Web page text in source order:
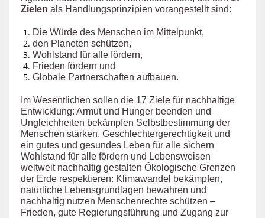
Zielen als Handlungsprinzipien vorangestellt sind:
Die Würde des Menschen im Mittelpunkt,
den Planeten schützen,
Wohlstand für alle fördern,
Frieden fördern und
Globale Partnerschaften aufbauen.
Im Wesentlichen sollen die 17 Ziele für nachhaltige
Entwicklung: Armut und Hunger beenden und
Ungleichheiten bekämpfen Selbstbestimmung der
Menschen stärken, Geschlechtergerechtigkeit und
ein gutes und gesundes Leben für alle sichern
Wohlstand für alle fördern und Lebensweisen
weltweit nachhaltig gestalten Ökologische Grenzen
der Erde respektieren: Klimawandel bekämpfen,
natürliche Lebensgrundlagen bewahren und
nachhaltig nutzen Menschenrechte schützen –
Frieden, gute Regierungsführung und Zugang zur